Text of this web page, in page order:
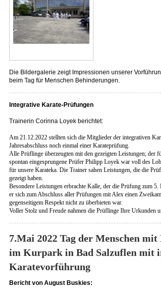
Die Bildergalerie zeigt Impressionen unserer
beim Tag für Menschen Behinderungen.
Integrative Karate-Prüfungen
Trainerin Corinna Loyek berichtet:
Am 21.12.2022 stellten sich die Mitglieder der integrativen
Jahresabschluss noch einmal einer Karateprüfung.
Alle Prüflinge überzeugten mit den gezeigten Leistungen; der
spontan eingesprungene Prüfer Philipp Loyek war voll des
für unsere Karateka. Die Trainer sahen Leistungen, die die
gezeigt haben.
Besondere Leistungen erbrachte Kalle, der die Prüfung zum
er sich zum Abschluss aller Prüfungen mit Alex einen
gegenseitigem Respekt nicht zu überbieten war.
Voller Stolz und Freude nahmen die Prüflinge Ihre Urkunden
7.Mai 2022 Tag der Menschen mit
im Kurpark in Bad Salzuflen mit
Karatevorführung
Bericht von August Buskies: